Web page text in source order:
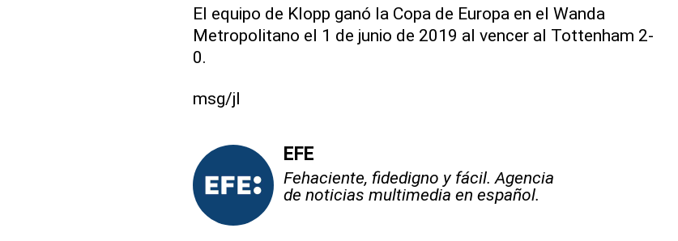
El equipo de Klopp ganó la Copa de Europa en el Wanda
Metropolitano el 1 de junio de 2019 al vencer al Tottenham 2-
0.
msg/jl
EFE
Fehaciente, fidedigno y fácil. Agencia
de noticias multimedia en español.